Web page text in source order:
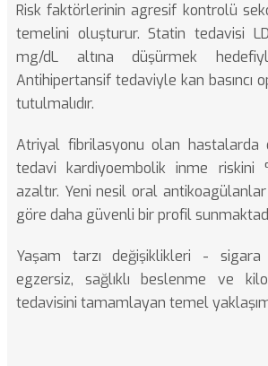
Risk faktörlerinin agresif kontrolü
temelini oluşturur. Statin tedavisi
mg/dL altına düşürmek
Antihipertansif tedaviyle kan basıncı
tutulmalıdır.
Atriyal fibrilasyonu olan hastalarda
tedavi kardiyoembolik inme riskini
azaltır. Yeni nesil oral
göre daha güvenli bir profil
Yaşam tarzı değişiklikleri - sigara
egzersiz, sağlıklı beslenme ve
tedavisini tamamlayan temel